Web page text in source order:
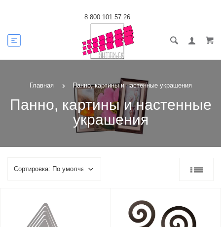
8 800 101 57 26
Главная Панно, картины и настенные украшения
Панно, картины и настенные
украшения